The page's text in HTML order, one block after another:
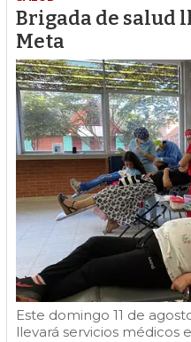
Brigada de salud
Meta
Este domingo 11 de
llevará servicios médicos